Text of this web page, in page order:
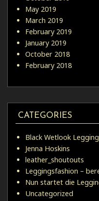
May 2019
March 2019
February 2019
January 2019
October 2018
February 2018
CATEGORIES
Black Wetlook Legging
Jenna Hoskins
leather_shoutouts
Leggingsfashion –
Nun startet die
Uncategorized